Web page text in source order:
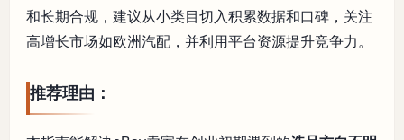
和长期合规，建议从小类目切入积累数据和口碑，关注
高增长市场如欧洲汽配，并利用平台资源提升竞争力。
推荐理由：